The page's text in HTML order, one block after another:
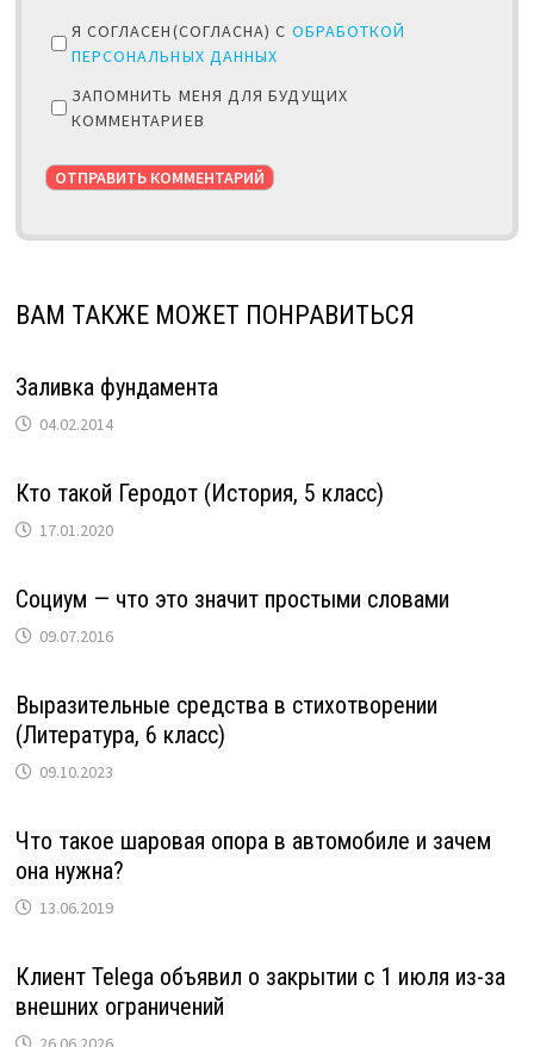
Я СОГЛАСЕН(СОГЛАСНА) С ОБРАБОТКОЙ
ПЕРСОНАЛЬНЫХ ДАННЫХ
ЗАПОМНИТЬ МЕНЯ ДЛЯ БУДУЩИХ
КОММЕНТАРИЕВ
ВАМ ТАКЖЕ МОЖЕТ ПОНРАВИТЬСЯ
Заливка фундамента
04.02.2014
Кто такой Геродот (История, 5 класс)
17.01.2020
Социум — что это значит простыми словами
09.07.2016
Выразительные средства в стихотворении
(Литература, 6 класс)
09.10.2023
Что такое шаровая опора в автомобиле и зачем
она нужна?
13.06.2019
Клиент Telega объявил о закрытии с 1 июля из-за
внешних ограничений